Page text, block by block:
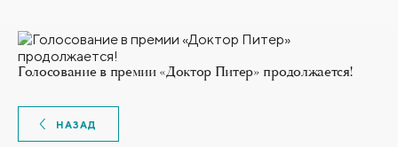
Голосование в премии «Доктор Питер» продолжается!
НАЗАД